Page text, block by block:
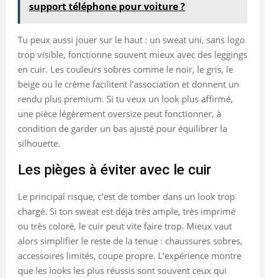
support téléphone pour voiture ?
Tu peux aussi jouer sur le haut : un sweat uni, sans logo
trop visible, fonctionne souvent mieux avec des leggings
en cuir. Les couleurs sobres comme le noir, le gris, le
beige ou le crème facilitent l’association et donnent un
rendu plus premium. Si tu veux un look plus affirmé,
une pièce légèrement oversize peut fonctionner, à
condition de garder un bas ajusté pour équilibrer la
silhouette.
Les pièges à éviter avec le cuir
Le principal risque, c’est de tomber dans un look trop
chargé. Si ton sweat est déjà très ample, très imprimé
ou très coloré, le cuir peut vite faire trop. Mieux vaut
alors simplifier le reste de la tenue : chaussures sobres,
accessoires limités, coupe propre. L’expérience montre
que les looks les plus réussis sont souvent ceux qui